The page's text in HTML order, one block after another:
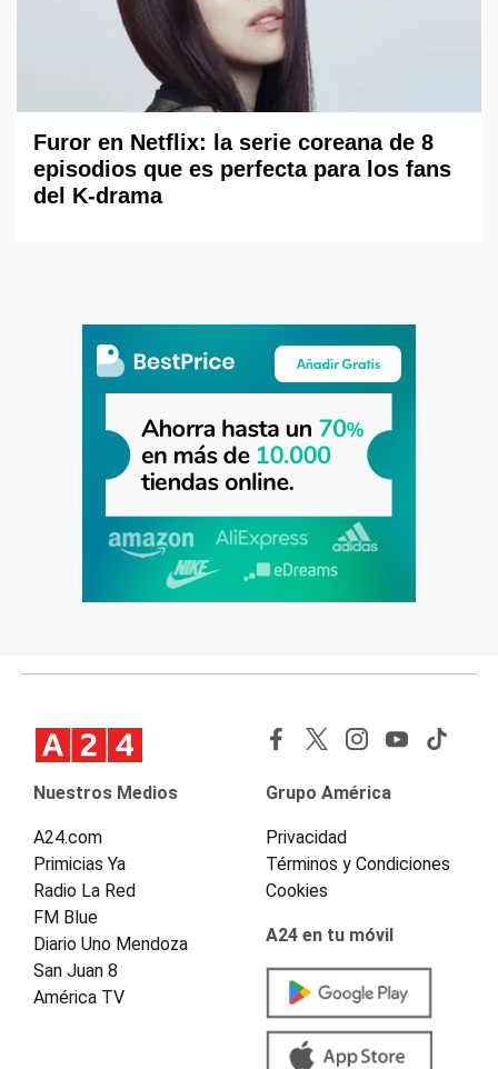
Furor en Netflix: la serie coreana de 8
episodios que es perfecta para los fans
del K-drama
Nuestros Medios
A24.com
Primicias Ya
Radio La Red
FM Blue
Diario Uno Mendoza
San Juan 8
América TV
Grupo América
Privacidad
Términos y Condiciones
Cookies
A24 en tu móvil